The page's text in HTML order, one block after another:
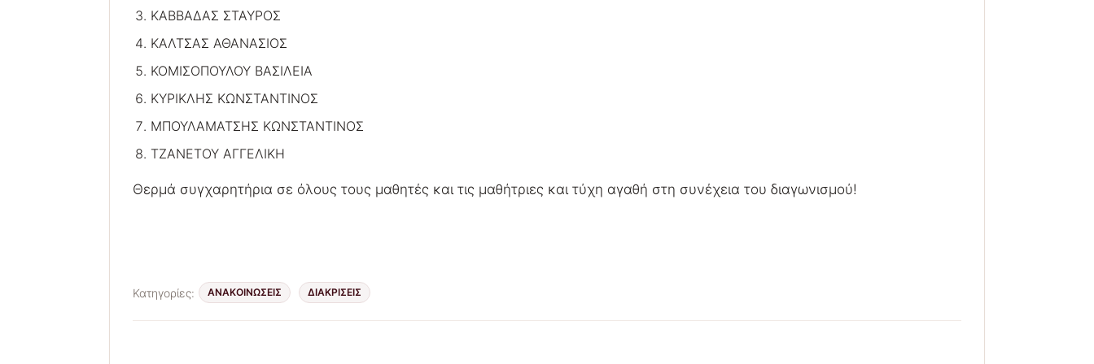
ΚΑΒΒΑΔΑΣ ΣΤΑΥΡΟΣ
ΚΑΛΤΣΑΣ ΑΘΑΝΑΣΙΟΣ
ΚΟΜΙΣΟΠΟΥΛΟΥ ΒΑΣΙΛΕΙΑ
ΚΥΡΙΚΛΗΣ ΚΩΝΣΤΑΝΤΙΝΟΣ
ΜΠΟΥΛΑΜΑΤΣΗΣ ΚΩΝΣΤΑΝΤΙΝΟΣ
ΤΖΑΝΕΤΟΥ ΑΓΓΕΛΙΚΗ
Θερμά συγχαρητήρια σε όλους τους μαθητές και τις μαθήτριες και τύχη αγαθή στη συνέχεια του διαγωνισμού!
Κατηγορίες: ΑΝΑΚΟΙΝΩΣΕΙΣ ΔΙΑΚΡΊΣΕΙΣ